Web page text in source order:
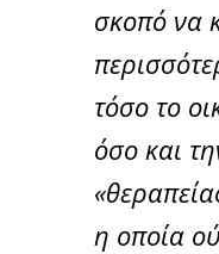
σκοπό να
τόσο το
όσο και
η οποία